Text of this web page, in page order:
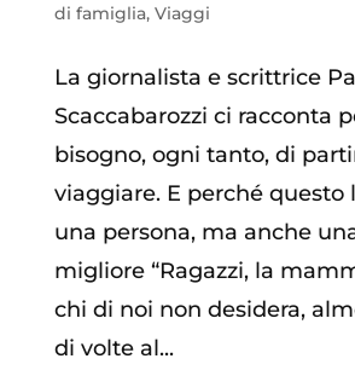
di famiglia, Viaggi
La giornalista e scrittrice
Scaccabarozzi ci racconta
bisogno, ogni tanto, di
viaggiare. E perché questo
una persona, ma anche
migliore “Ragazzi, la
chi di noi non desidera,
di volte al...